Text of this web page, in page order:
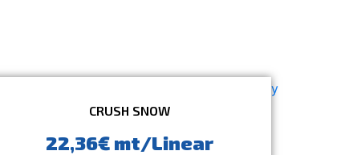
CRUSH SNOW
22,36€ mt/Linear